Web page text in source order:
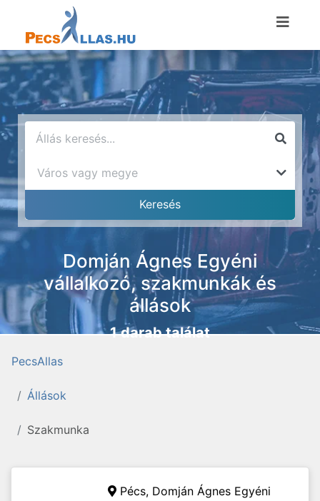
Domján Ágnes Egyéni
vállalkozó, szakmunkák és
állások
1 darab találat
PecsAllas
Állások
Szakmunka
Pécs, Domján Ágnes Egyéni